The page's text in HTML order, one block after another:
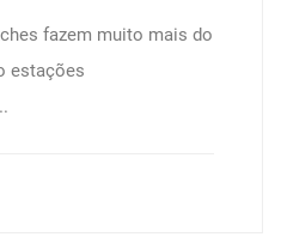
fazem muito mais do
estações